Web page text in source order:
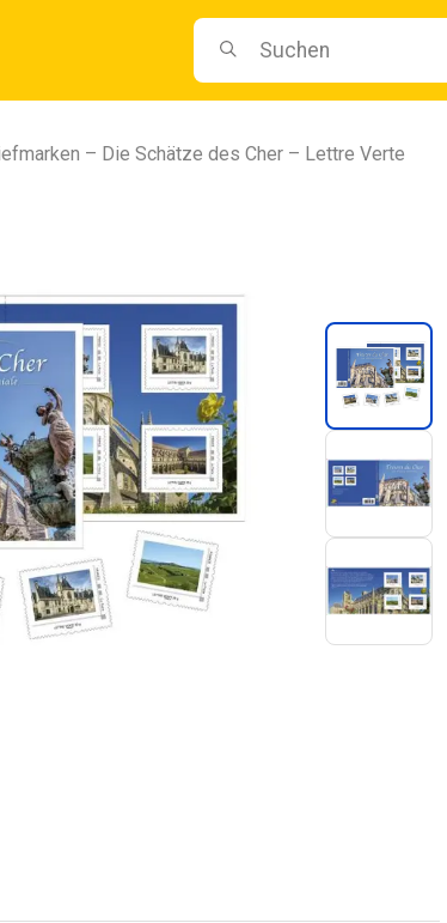
– Die Schätze des Cher – Lettre Verte